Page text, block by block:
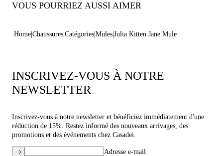
VOUS POURRIEZ AUSSI AIMER
Home Chaussures Catégories Mules Julia Kitten Jane Mule
INSCRIVEZ-VOUS À NOTRE
NEWSLETTER
Inscrivez-vous à notre newsletter et bénéficiez immédiatement d'une
réduction de 15%. Restez informé des nouveaux arrivages, des
promotions et des événements chez Casadei.
Adresse e-mail